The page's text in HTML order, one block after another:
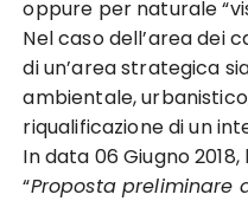
oppure per naturale
Nel caso dell’area dei
di un’area strategica
ambientale,
riqualificazione di un
In data 06 Giugno
“Proposta preliminare